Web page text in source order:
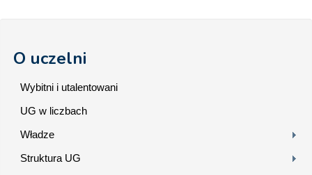
O uczelni
Wybitni i utalentowani
UG w liczbach
Władze
Struktura UG